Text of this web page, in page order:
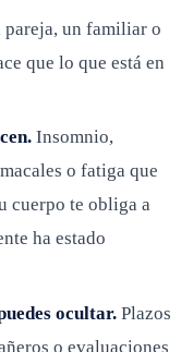
pareja, un familiar o
que lo que está en
Insomnio,
o fatiga que
cuerpo te obliga a
ha estado
ocultar. Plazos
o evaluaciones